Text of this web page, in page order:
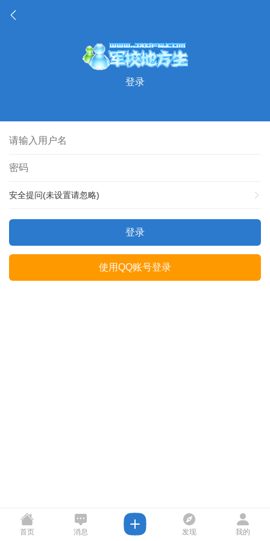
登录
安全提问(未设置请忽略)
登录
使用QQ账号登录
首页 消息 发现 我的